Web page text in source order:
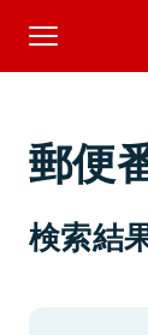
郵便
検索結